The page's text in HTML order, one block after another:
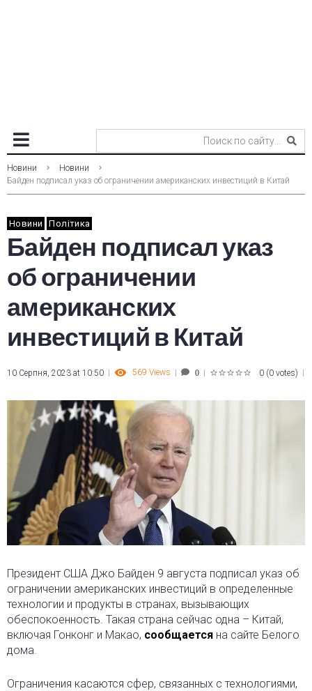
Новини
Новини
Байден подписал указ об ограничении американских инвестиций в Китай
Новини Політика
Байден подписал указ
об ограничении
американских
инвестиций в Китай
10 Серпня, 2023 at 10:50 569 Views 0 0 (0 votes)
Президент США Джо Байден 9 августа подписал указ об
ограничении американских инвестиций в определенные
технологии и продукты в странах, вызывающих
обеспокоенность. Такая страна сейчас одна – Китай,
включая Гонконг и Макао, сообщается на сайте Белого
дома.
Ограничения касаются сфер, связанных с технологиями,